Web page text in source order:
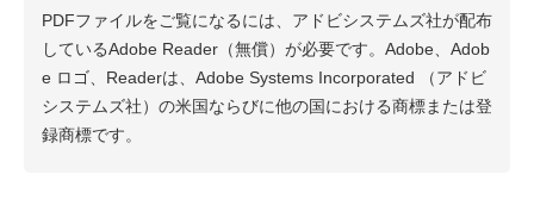
PDFファイルをご覧になるには、アドビシステムズ社が配布
しているAdobe Reader（無償）が必要です。Adobe、Adob
e ロゴ、Readerは、Adobe Systems Incorporated （アドビ
システムズ社）の米国ならびに他の国における商標または登
録商標です。